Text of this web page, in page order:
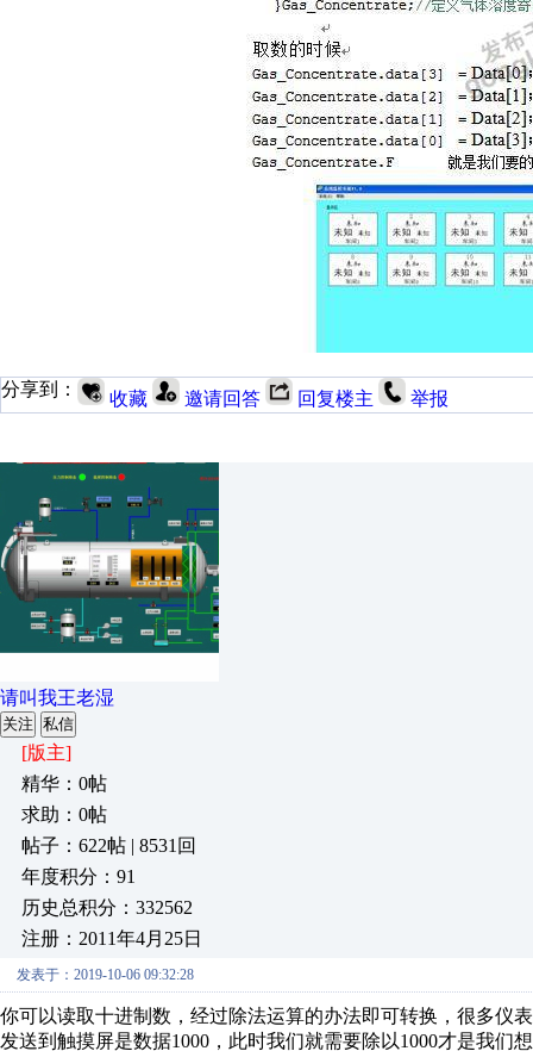
分享到： 收藏 邀请回答 回复楼主 举报
请叫我王老湿
关注 私信
[版主]
精华：0帖
求助：0帖
帖子：622帖 | 8531回
年度积分：91
历史总积分：332562
注册：2011年4月25日
发表于：2019-10-06 09:32:28
你可以读取十进制数，经过除法运算的办法即可转换，很多仪
发送到触摸屏是数据1000，此时我们就需要除以1000才是我